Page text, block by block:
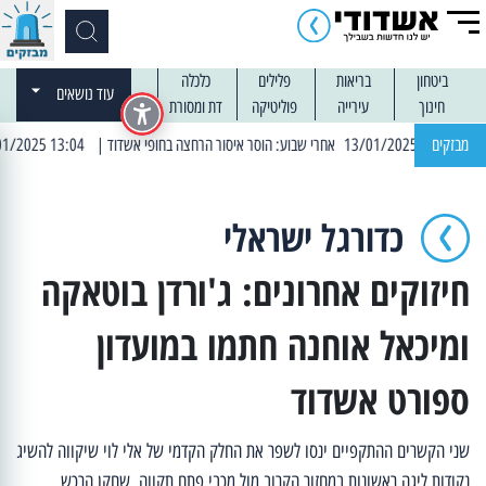
ביטחון בריאות פלילים
כלכלה
חינוך
עירייה פוליטיקה דת ומסורת
עוד נושאים
מבזקים | 13:04 14/01/2025 עובדים בלילות: עבודות קרצוף וריבוד אספלט
כדורגל ישראלי
חיזוקים אחרונים: ג'ורדן בוטאקה
ומיכאל אוחנה חתמו במועדון
ספורט אשדוד
שני הקשרים ההתקפיים ינסו לשפר את החלק הקדמי של אלי לוי שיקווה להשיג